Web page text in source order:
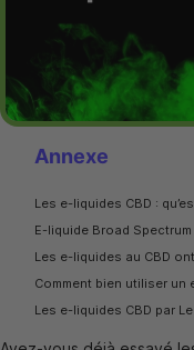
Annexe
Les e-liquides CBD :
E-liquide Broad
Les e-liquides au CBD
Comment bien utiliser un
Les e-liquides CBD par